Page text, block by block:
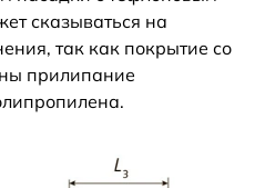
сказываться на
так как покрытие со
прилипание